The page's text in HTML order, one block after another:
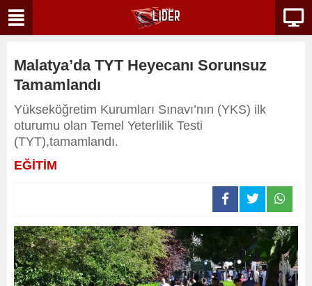
Malatya’da TYT Heyecanı Sorunsuz
Tamamlandı
Yükseköğretim Kurumları Sınavı’nın (YKS) ilk
oturumu olan Temel Yeterlilik Testi
(TYT),tamamlandı.
EĞİTİM